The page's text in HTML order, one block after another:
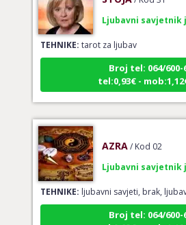
TEHNIKE:tarot za ljubav
Broj tel: 064/600-
tel:0,93€ -
TEHNIKE:ljubavni savjeti, brak, ljubav
Broj tel: 064/600-
tel:0,93€ -